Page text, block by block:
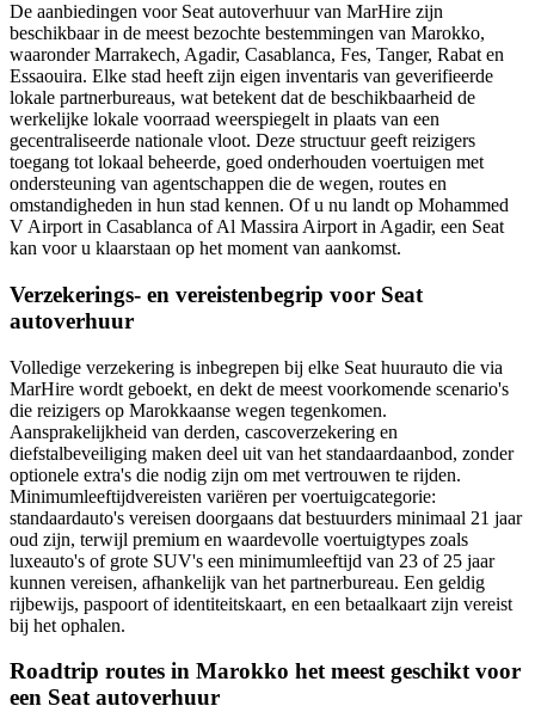
De aanbiedingen voor Seat autoverhuur van MarHire zijn
beschikbaar in de meest bezochte bestemmingen van Marokko,
waaronder Marrakech, Agadir, Casablanca, Fes, Tanger, Rabat en
Essaouira. Elke stad heeft zijn eigen inventaris van geverifieerde
lokale partnerbureaus, wat betekent dat de beschikbaarheid de
werkelijke lokale voorraad weerspiegelt in plaats van een
gecentraliseerde nationale vloot. Deze structuur geeft reizigers
toegang tot lokaal beheerde, goed onderhouden voertuigen met
ondersteuning van agentschappen die de wegen, routes en
omstandigheden in hun stad kennen. Of u nu landt op Mohammed
V Airport in Casablanca of Al Massira Airport in Agadir, een Seat
kan voor u klaarstaan op het moment van aankomst.
Verzekerings- en vereistenbegrip voor Seat
autoverhuur
Volledige verzekering is inbegrepen bij elke Seat huurauto die via
MarHire wordt geboekt, en dekt de meest voorkomende scenario's
die reizigers op Marokkaanse wegen tegenkomen.
Aansprakelijkheid van derden, cascoverzekering en
diefstalbeveiliging maken deel uit van het standaardaanbod, zonder
optionele extra's die nodig zijn om met vertrouwen te rijden.
Minimumleeftijdvereisten variëren per voertuigcategorie:
standaardauto's vereisen doorgaans dat bestuurders minimaal 21 jaar
oud zijn, terwijl premium en waardevolle voertuigtypes zoals
luxeauto's of grote SUV's een minimumleeftijd van 23 of 25 jaar
kunnen vereisen, afhankelijk van het partnerbureau. Een geldig
rijbewijs, paspoort of identiteitskaart, en een betaalkaart zijn vereist
bij het ophalen.
Roadtrip routes in Marokko het meest geschikt voor
een Seat autoverhuur